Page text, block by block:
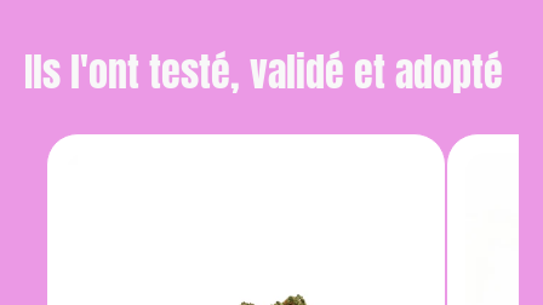
Ils l'ont testé, validé et adopté